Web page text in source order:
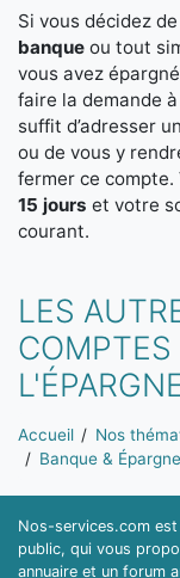
Si vous décidez
banque ou tout
vous avez
faire la demande
suffit d’adresser un
ou de vous y
fermer ce
15 jours et votre
courant.
LES
COMPTES
Vous êtes ici:
Accueil Nos
Banque & Épargne
Nos-services.com
public, qui vous
annuaire et un forum